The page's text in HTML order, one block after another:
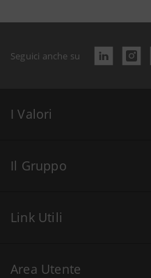
Seguici anche su
I Valori
Il Gruppo
Link Utili
Area Utente